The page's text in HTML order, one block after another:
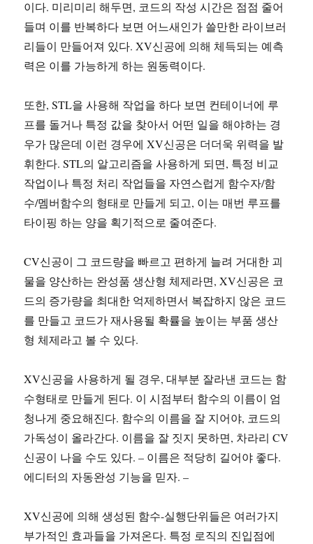
이다. 미리미리 해두면, 코드의 작성 시간은 점점 줄어
들며 이를 반복하다 보면 어느새인가 쓸만한 라이브러
리들이 만들어져 있다. XV신공에 의해 체득되는 예측
력은 이를 가능하게 하는 원동력이다.
또한, STL을 사용해 작업을 하다 보면 컨테이너에 루
프를 돌거나 특정 값을 찾아서 어떤 일을 해야하는 경
우가 많은데 이런 경우에 XV신공은 더더욱 위력을 발
휘한다. STL의 알고리즘을 사용하게 되면, 특정 비교
작업이나 특정 처리 작업들을 자연스럽게 함수자/함
수/멤버함수의 형태로 만들게 되고, 이는 매번 루프를
타이핑 하는 양을 획기적으로 줄여준다.
CV신공이 그 코드량을 빠르고 편하게 늘려 거대한 괴
물을 양산하는 완성품 생산형 체제라면, XV신공은 코
드의 증가량을 최대한 억제하면서 복잡하지 않은 코드
를 만들고 코드가 재사용될 확률을 높이는 부품 생산
형 체제라고 볼 수 있다.
XV신공을 사용하게 될 경우, 대부분 잘라낸 코드는 함
수형태로 만들게 된다. 이 시점부터 함수의 이름이 엄
청나게 중요해진다. 함수의 이름을 잘 지어야, 코드의
가독성이 올라간다. 이름을 잘 짓지 못하면, 차라리 CV
신공이 나을 수도 있다. – 이름은 적당히 길어야 좋다.
에디터의 자동완성 기능을 믿자. –
XV신공에 의해 생성된 함수-실행단위들은 여러가지
부가적인 효과들을 가져온다. 특정 로직의 진입점에